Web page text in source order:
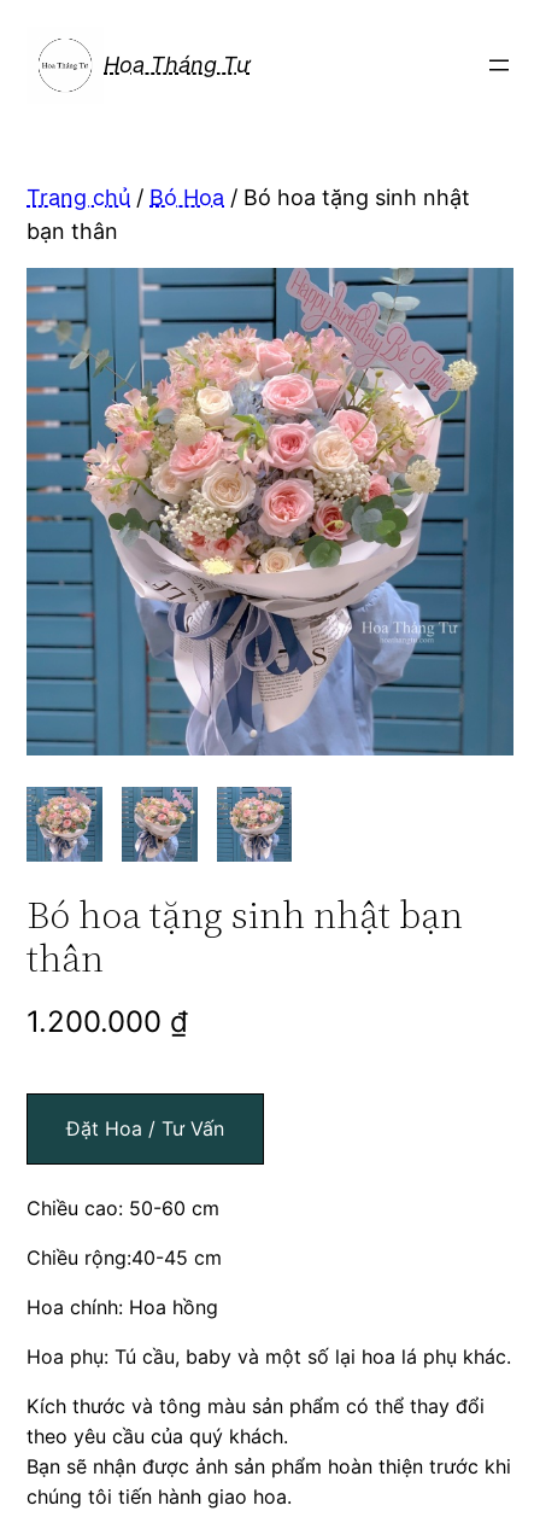
phần
Hoa Tháng Tư
Trang chủ / Bó Hoa / Bó hoa tặng sinh nhật
bạn thân
Bó hoa tặng sinh nhật bạn
thân
1.200.000 ₫
Đặt Hoa / Tư Vấn
Chiều cao: 50-60 cm
Chiều rộng:40-45 cm
Hoa chính: Hoa hồng
Hoa phụ: Tú cầu, baby và một số lại hoa lá phụ khác.
Kích thước và tông màu sản phẩm có thể thay đổi
theo yêu cầu của quý khách.
Bạn sẽ nhận được ảnh sản phẩm hoàn thiện trước khi
chúng tôi tiến hành giao hoa.